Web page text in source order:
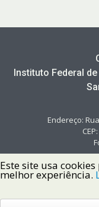
Instituto Federal
Endereço:
Este site usa
melhor experiência.